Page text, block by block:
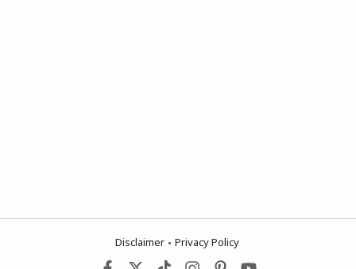
Disclaimer Privacy Policy